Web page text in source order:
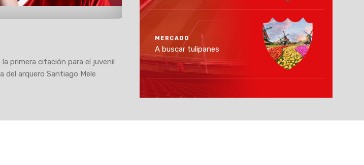
primera citación para el juvenil
del arquero Santiago Mele
MERCADO
A buscar tulipanes